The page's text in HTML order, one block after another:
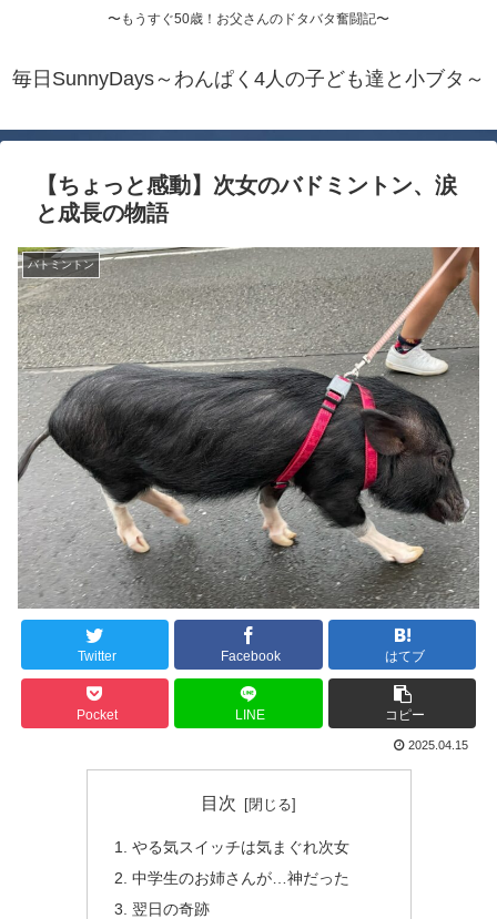
〜もうすぐ50歳！お父さんのドタバタ奮闘記〜
毎日SunnyDays～わんぱく4人の子ども達と小ブタ～
【ちょっと感動】次女のバドミントン、涙
と成長の物語
バトミントン
Twitter Facebook はてブ
Pocket LINE コピー
2025.04.15
目次
やる気スイッチは気まぐれ次女
中学生のお姉さんが…神だった
翌日の奇跡